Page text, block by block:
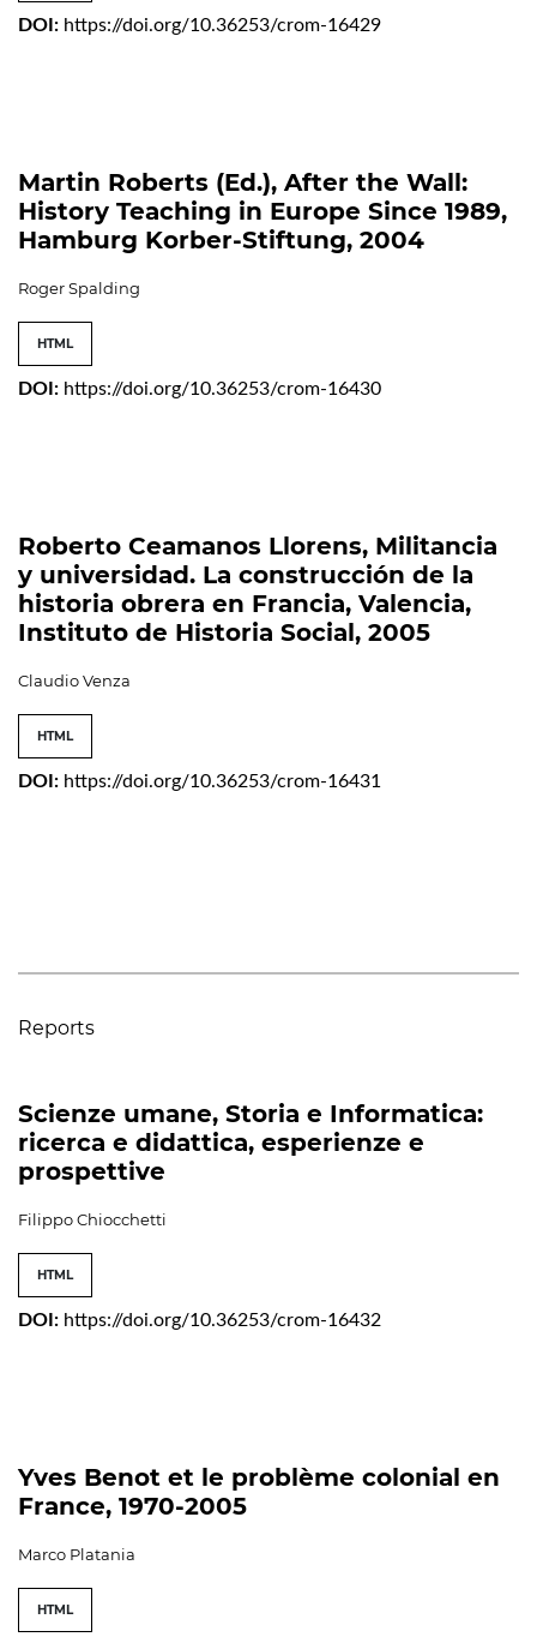
DOI: https://doi.org/10.36253/crom-16429
Martin Roberts (Ed.), After the Wall:
History Teaching in Europe Since 1989,
Hamburg Korber-Stiftung, 2004
Roger Spalding
HTML
DOI: https://doi.org/10.36253/crom-16430
Roberto Ceamanos Llorens, Militancia
y universidad. La construcción de la
historia obrera en Francia, Valencia,
Instituto de Historia Social, 2005
Claudio Venza
HTML
DOI: https://doi.org/10.36253/crom-16431
Reports
Scienze umane, Storia e Informatica:
ricerca e didattica, esperienze e
prospettive
Filippo Chiocchetti
HTML
DOI: https://doi.org/10.36253/crom-16432
Yves Benot et le problème colonial en
France, 1970-2005
Marco Platania
HTML